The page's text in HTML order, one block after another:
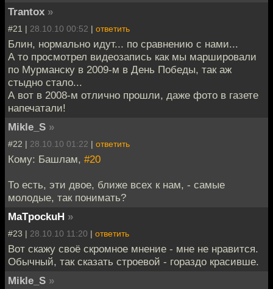
Trantox »
#21 | 28.10.10 00:52 | ответить
Блин, нормально идут... по сравнению с нами...
А то просмотрел видеозапись как мы маршировали
по Мурманску в 2009-м в День Победы, так аж
стыдно стало...
А вот в 2008-м отлично прошли, даже фото в газете
напечатали!
Mikle_S »
#22 | 28.10.10 01:22 | ответить
Кому: Башлам, #20
То есть, эти двое, ближе всех к нам, - самые
молодые, так понимать?
MaTpockuH »
#23 | 28.10.10 11:20 | ответить
Вот скажу своё скромное мнение - мне не нравится.
Обычный, так сказать строевой - гораздо красивше.
Mikle_S »